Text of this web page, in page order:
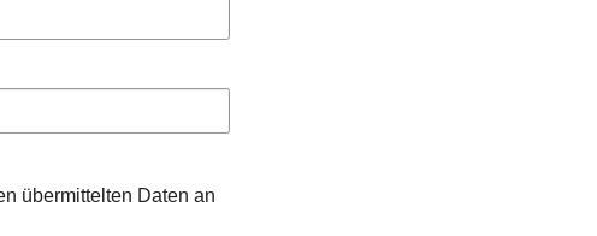
übermittelten Daten an